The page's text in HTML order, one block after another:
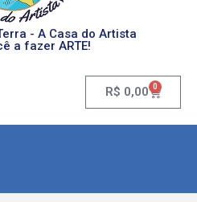
- A Casa do Artista
a fazer ARTE!
R$ 0,00 0